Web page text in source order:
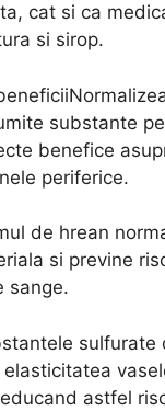
cat si ca
si sirop.
substante
benefice
periferice.
de hrean
si previne
sange.
sulfurate
astfel